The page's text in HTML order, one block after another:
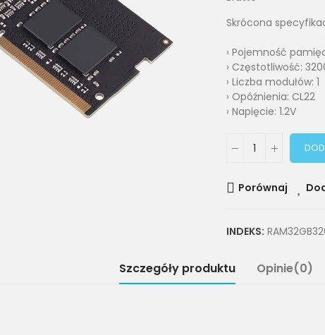
Skrócona
› Pojemność
› Częstotliwość:
› Liczba modułów: 1
› Opóźnienia: CL22
› Napięcie: 1.2V
Porównaj
INDEKS:
Szczegóły produktu Opinie(0)